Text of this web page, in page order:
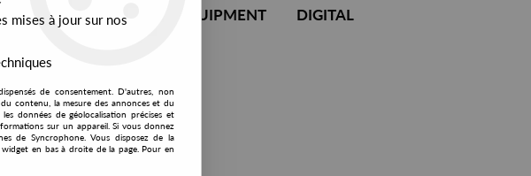
EXCLUSIVES DJ EQUIPMENT DIGITAL
mises à jour sur nos
de consentement. D'autres, non
contenu, la mesure des annonces et du
données de géolocalisation précises et
sur un appareil. Si vous donnez
de Syncrophone. Vous disposez de la
en bas à droite de la page. Pour en